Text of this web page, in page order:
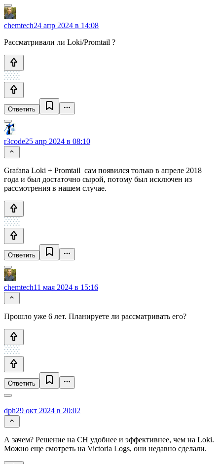
chemtech24 апр 2024 в 14:08
Рассматривали ли Loki/Promtail ?
Ответить
r3code25 апр 2024 в 08:10
Grafana Loki + Promtail сам появился только в апреле 2018
года и был достаточно сырой, потому был исключен из
рассмотрения в нашем случае.
Ответить
chemtech11 мая 2024 в 15:16
Прошло уже 6 лет. Планируете ли рассматривать его?
Ответить
dph29 окт 2024 в 20:02
А зачем? Решение на CH удобнее и эффективнее, чем на Loki.
Можно еще смотреть на Victoria Logs, они недавно сделали.